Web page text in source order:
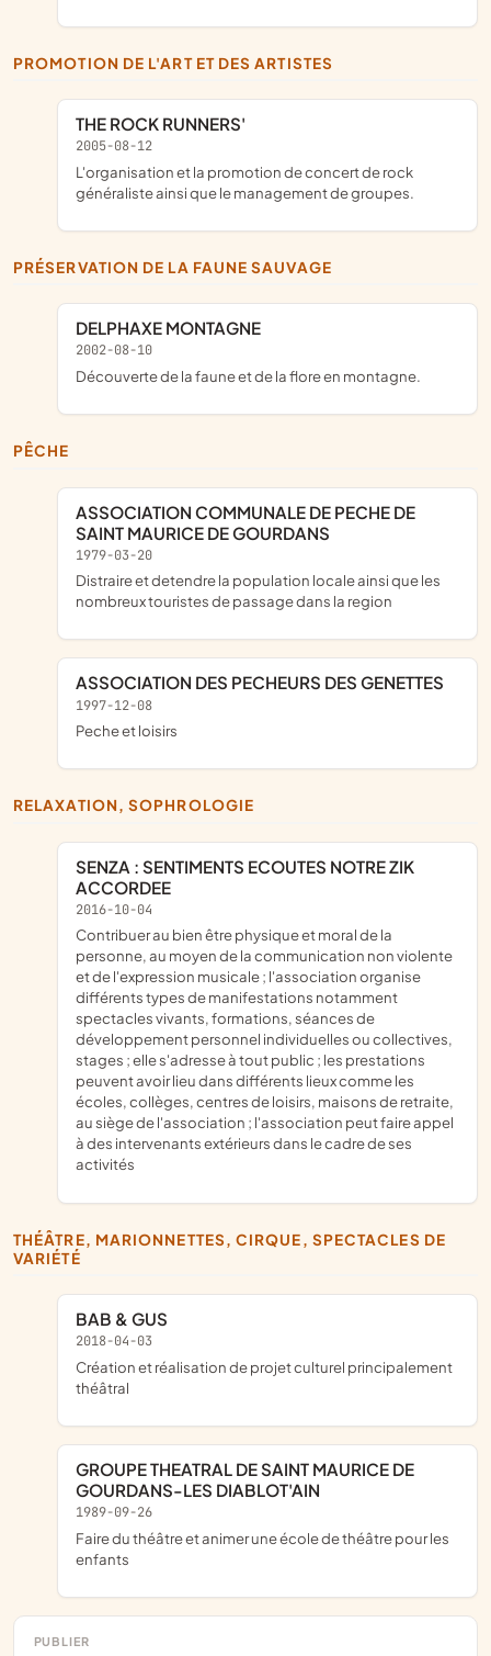
PUBLIER
PROMOTION DE L'ART ET DES ARTISTES
THE ROCK RUNNERS'
2005-08-12
L'organisation et la promotion de concert de rock
généraliste ainsi que le management de groupes.
PRÉSERVATION DE LA FAUNE SAUVAGE
DELPHAXE MONTAGNE
2002-08-10
découverte de la faune et de la flore en montagne.
PÊCHE
ASSOCIATION COMMUNALE DE PECHE DE
SAINT MAURICE DE GOURDANS
1979-03-20
distraire et detendre la population locale ainsi que les
nombreux touristes de passage dans la region
ASSOCIATION DES PECHEURS DES GENETTES
1997-12-08
peche et loisirs
RELAXATION, SOPHROLOGIE
SENZA : SENTIMENTS ECOUTES NOTRE ZIK
ACCORDEE
2016-10-04
contribuer au bien être physique et moral de la
personne, au moyen de la communication non violente
et de l'expression musicale ; l'association organise
différents types de manifestations notamment
spectacles vivants, formations, séances de
développement personnel individuelles ou collectives,
stages ; elle s'adresse à tout public ; les prestations
peuvent avoir lieu dans différents lieux comme les
écoles, collèges, centres de loisirs, maisons de retraite,
au siège de l'association ; l'association peut faire appel
à des intervenants extérieurs dans le cadre de ses
activités
THÉÂTRE, MARIONNETTES, CIRQUE, SPECTACLES DE
VARIÉTÉ
BAB & GUS
2018-04-03
création et réalisation de projet culturel principalement
théâtral
GROUPE THEATRAL DE SAINT MAURICE DE
GOURDANS-LES DIABLOT'AIN
1989-09-26
faire du théâtre et animer une école de théâtre pour les
enfants